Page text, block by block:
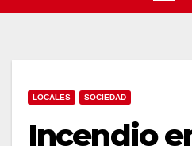
LOCALES SOCIEDAD
Incendio